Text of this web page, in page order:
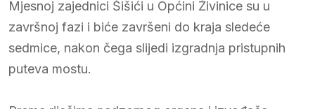
Mjesnoj zajednici Šišići u Općini Živinice su u
završnoj fazi i biće završeni do kraja sledeće
sedmice, nakon čega slijedi izgradnja pristupnih
puteva mostu.